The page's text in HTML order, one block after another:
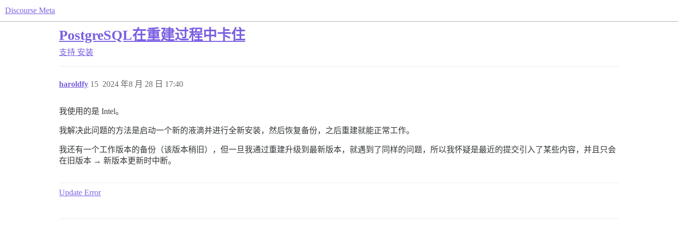
Discourse Meta
PostgreSQL在重建过程中卡住
支持 安装
haroldfy 2024 年8 月 28 日 17:40
15
我使用的是 Intel。
我解决此问题的方法是启动一个新的液滴并进行全新安装，然后恢复备份，之后重建就能正常工作。
我还有一个工作版本的备份（该版本稍旧），但一旦我通过重建升级到最新版本，就遇到了同样的问题，所以我怀疑是最近的提交引入了某些内容，并且只会
在旧版本 → 新版本更新时中断。
Update Error